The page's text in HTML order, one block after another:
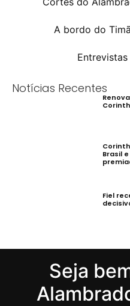
A bordo do
Entrevistas
Notícias Recentes
Brasil
Fiel
Seja